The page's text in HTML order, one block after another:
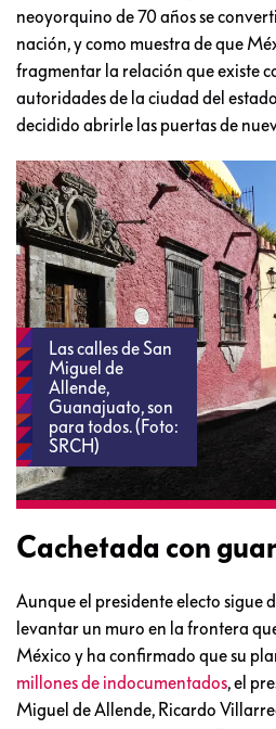
neoyorquino de 70 años se
nación, y como muestra de que
fragmentar la relación que existe
autoridades de la ciudad del
decidido abrirle las puertas de
Las calles de San
Miguel de
Allende,
Guanajuato, son
para todos. (Foto:
SRCH)
Cachetada con
Aunque el presidente electo sigue
levantar un muro en la frontera
México y ha confirmado que su
millones de indocumentados, el
Miguel de Allende, Ricardo